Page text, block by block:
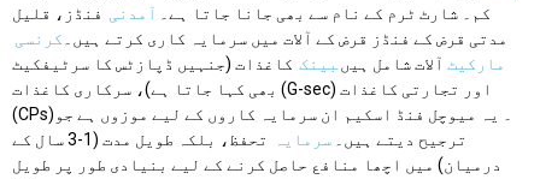
کم۔ شارٹ ٹرم کے نام سے بھی جانا جاتا ہے۔ آمدنی فنڈز، قلیل
مدتی قرض کے فنڈز قرض کے آلات میں سرمایہ کاری کرتے ہیں۔کرنسی
مارکیٹ آلات شامل ہیںبینک کاغذات (جنہیں ڈپازٹس کا سرٹیفکیٹ
بھی کہا جاتا ہے)، سرکاری کاغذات (G-sec) اور تجارتی کاغذات
(CPs)۔ یہ میوچل فنڈ اسکیم ان سرمایہ کاروں کے لیے موزوں ہے جو
ترجیح دیتے ہیں۔ سرمایہ
تحفظ، بلکہ طویل مدت (1-3 سال کے
درمیان) میں اچھا منافع حاصل کرنے کے لیے بنیادی طور پر طویل